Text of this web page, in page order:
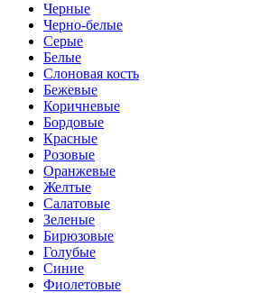
Черные
Черно-белые
Серые
Белые
Слоновая кость
Бежевые
Коричневые
Бордовые
Красные
Розовые
Оранжевые
Желтые
Салатовые
Зеленые
Бирюзовые
Голубые
Синие
Фиолетовые